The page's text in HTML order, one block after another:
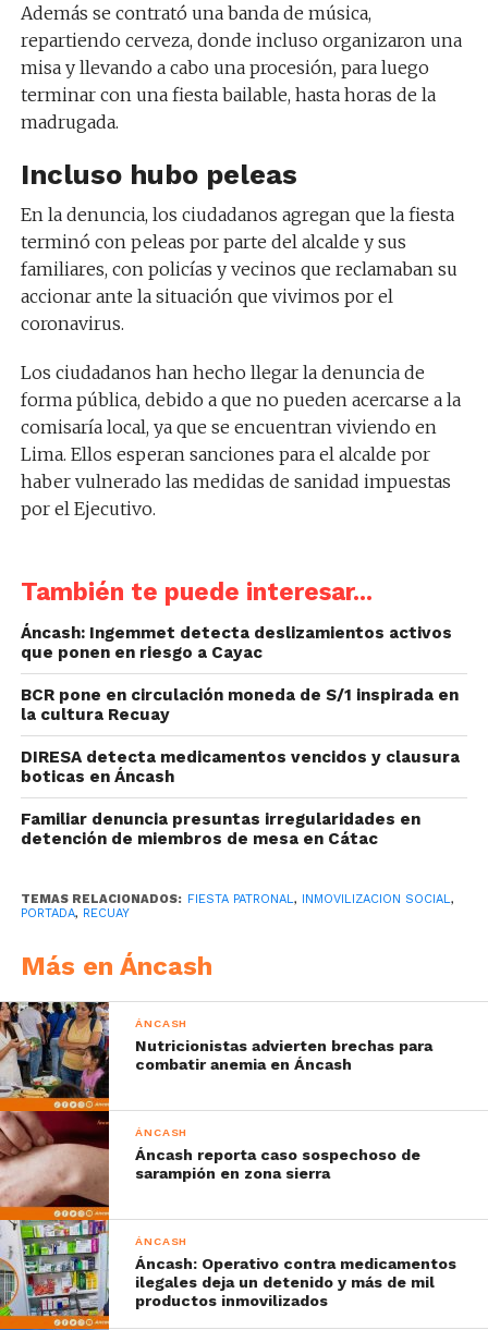
Además se contrató una banda de música,
repartiendo cerveza, donde incluso organizaron una
misa y llevando a cabo una procesión, para luego
terminar con una fiesta bailable, hasta horas de la
madrugada.
Incluso hubo peleas
En la denuncia, los ciudadanos agregan que la fiesta
terminó con peleas por parte del alcalde y sus
familiares, con policías y vecinos que reclamaban su
accionar ante la situación que vivimos por el
coronavirus.
Los ciudadanos han hecho llegar la denuncia de
forma pública, debido a que no pueden acercarse a la
comisaría local, ya que se encuentran viviendo en
Lima. Ellos esperan sanciones para el alcalde por
haber vulnerado las medidas de sanidad impuestas
por el Ejecutivo.
También te puede interesar...
Áncash: Ingemmet detecta deslizamientos activos
que ponen en riesgo a Cayac
BCR pone en circulación moneda de S/1 inspirada en
la cultura Recuay
DIRESA detecta medicamentos vencidos y clausura
boticas en Áncash
Familiar denuncia presuntas irregularidades en
detención de miembros de mesa en Cátac
TEMAS RELACIONADOS: FIESTA PATRONAL, INMOVILIZACION SOCIAL,
PORTADA, RECUAY
Más en Áncash
ÁNCASH
Nutricionistas advierten brechas para
combatir anemia en Áncash
ÁNCASH
Áncash reporta caso sospechoso de
sarampión en zona sierra
ÁNCASH
Áncash: Operativo contra medicamentos
ilegales deja un detenido y más de mil
productos inmovilizados